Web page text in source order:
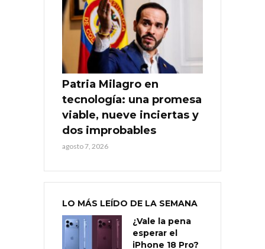
Patria Milagro en
tecnología: una promesa
viable, nueve inciertas y
dos improbables
agosto 7, 2026
LO MÁS LEÍDO DE LA SEMANA
¿Vale la pena
esperar el
iPhone 18 Pro?